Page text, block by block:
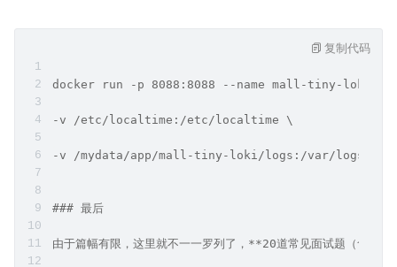
docker run -p 8088:8088 --name mall-tiny-loki \
-v /etc/localtime:/etc/localtime \
-v /mydata/app/mall-tiny-loki/logs:/var/logs \
### 最后
由于篇幅有限，这里就不一一罗列了，**20道常见面试题（
复制代码